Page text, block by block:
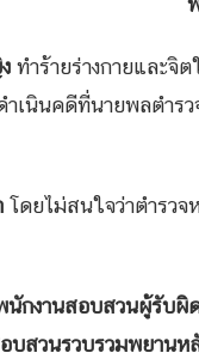
ทำร้ายร่างกายและจิต
ำเนินคดีที่นายพลตำร
โดยไม่สนใจว่าตำรว
นักงานสอบสวนผู้รับผิ
บสวนรวบรวมพยาน